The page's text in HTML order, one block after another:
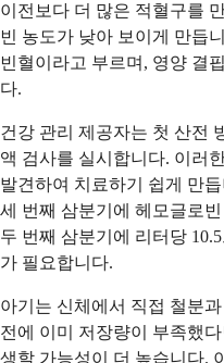
이전보다 더 많은 적혈구를
빈 농도가 낮아 보이게 만듭
빈혈이라고 부르며, 영양 결
다.
건강 관리 제공자는 첫 산전
액 검사를 실시합니다. 이러
발견하여 치료하기 쉽게 만
세 번째 삼분기에 헤모글로
두 번째 삼분기에 리터당
가 필요합니다.
아기는 신체에서 직접 철분
전에 이미 저장량이 부족했
생할 가능성이 더 높습니다.